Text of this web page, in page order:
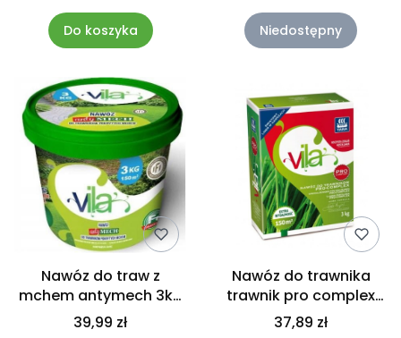
Do koszyka Niedostępny
Nawóz do traw z
mchem antymech 3kg
Vila
39,99 zł
Nawóz do trawnika
trawnik pro complex
3KG VILA W-WA
37,89 zł